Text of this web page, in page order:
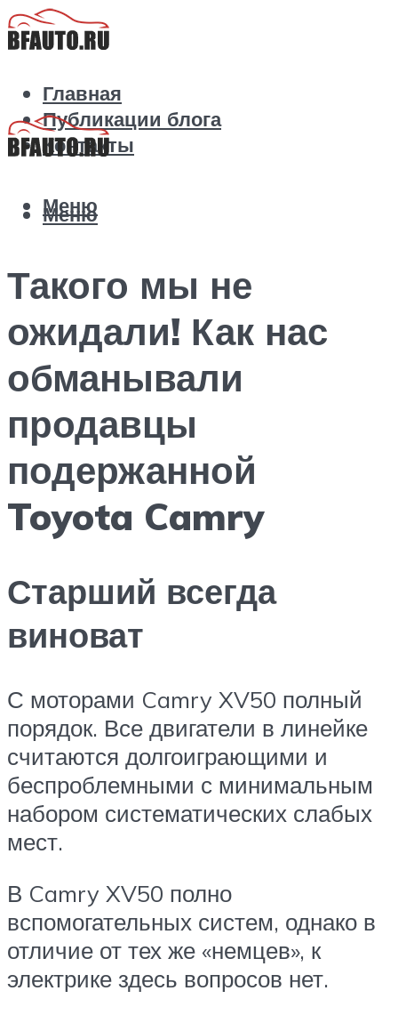
Главная
Публикации блога
Контакты
Меню
Меню
Такого мы не
ожидали! Как нас
обманывали
продавцы
подержанной
Toyota Camry
Старший всегда
виноват
С моторами Camry XV50 полный
порядок. Все двигатели в линейке
считаются долгоиграющими и
беспроблемными с минимальным
набором систематических слабых
мест.
В Camry XV50 полно
вспомогательных систем, однако в
отличие от тех же «немцев», к
электрике здесь вопросов нет.